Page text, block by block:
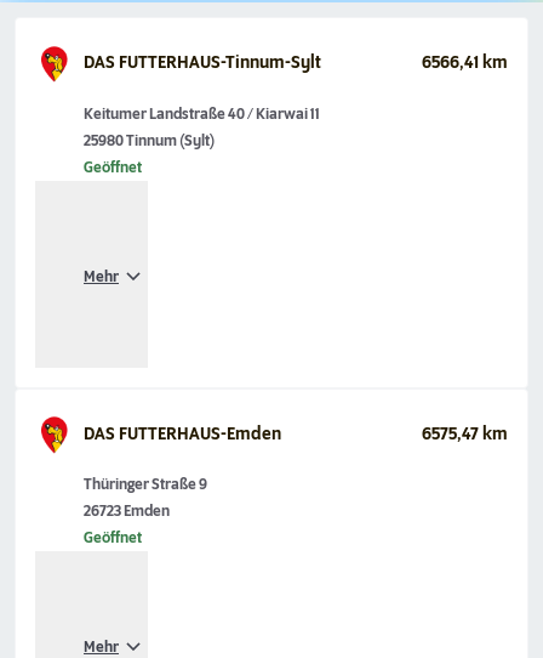
DAS FUTTERHAUS-Tinnum-Sylt 6566,41 km
Keitumer Landstraße 40 / Kiarwai 11
25980 Tinnum (Sylt)
Geöffnet
Mehr
DAS FUTTERHAUS-Emden 6575,47 km
Thüringer Straße 9
26723 Emden
Geöffnet
Mehr